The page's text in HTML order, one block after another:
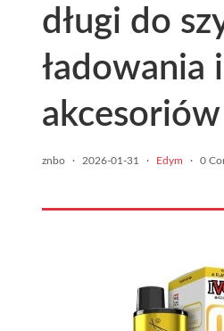
długi do
ładowania i
znbo · 2026-01-31 · Edym · 0